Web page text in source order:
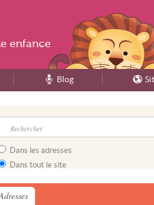
Blog
Dans les adresses
Dans tout le site
enfance